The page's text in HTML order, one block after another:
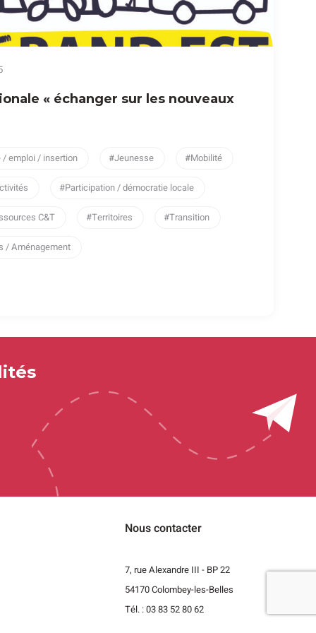
« échanger sur les nouveaux
/ emploi / insertion Jeunesse Mobilité
Participation / démocratie locale
C&T Territoires Transition
/ Aménagement
Nous contacter
7, rue Alexandre III - BP 22
54170 Colombey-les-Belles
Tél. : 03 83 52 80 62